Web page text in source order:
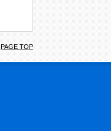
PAGE TOP